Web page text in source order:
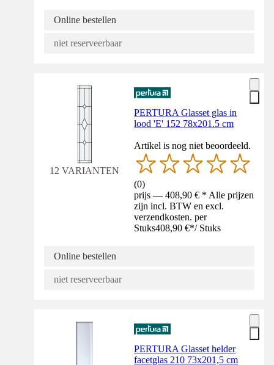
Online bestellen
niet reserveerbaar
12 VARIANTEN
PERTURA Glasset glas in
lood 'E' 152 78x201.5 cm
Artikel is nog niet beoordeeld.
(0)
prijs — 408,90 € * Alle prijzen
zijn incl. BTW en excl.
verzendkosten. per
Stuks408,90 €*/ Stuks
Online bestellen
niet reserveerbaar
PERTURA Glasset helder
facetglas 210 73x201,5 cm